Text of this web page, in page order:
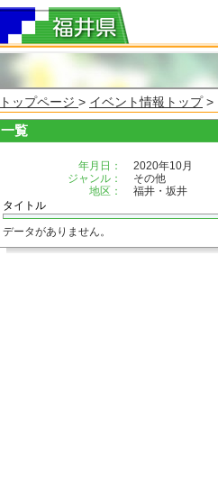
トップページ > イベント情報トップ>
一覧
年月日：
2020年10月
ジャンル：
その他
地区：
福井・坂井
タイトル
データがありません。